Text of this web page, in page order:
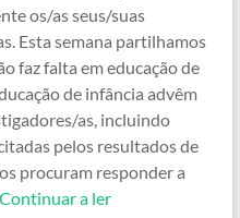
os/as seus/suas
Esta semana partilhamos
faz falta em educação de
de infância advêm
as, incluindo
pelos resultados de
procuram responder a
Continuar a ler